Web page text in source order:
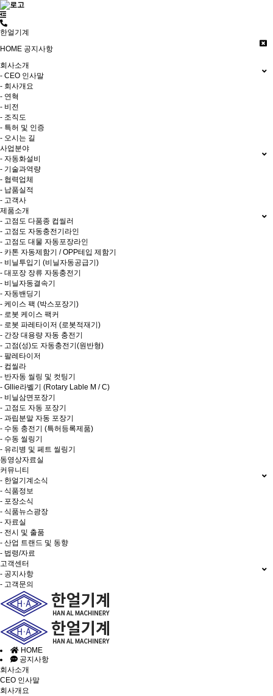
한얼기계
HOME 공지사항
회사소개
- CEO 인사말
- 회사개요
- 연혁
- 비전
- 조직도
- 특허 및 인증
- 오시는 길
사업분야
- 자동화설비
- 기술과역량
- 협력업체
- 납품실적
- 고객사
제품소개
- 고점도 다품종 컵씰러
- 고점도 자동충전기라인
- 고점도 대물 자동포장라인
- 카톤 자동제함기 / OPP테입 제함기
- 비닐투입기 (비닐자동공급기)
- 대포장 장류 자동충전기
- 비닐자동결속기
- 자동밴딩기
- 케이스 팩 (박스포장기)
- 로봇 케이스 팩커
- 로봇 파레타이저 (로봇적재기)
- 간장 대용량 자동 충전기
- 고점(성)도 자동충전기(원반형)
- 팔레타이저
- 컵씰라
- 반자동 씰링 및 컷팅기
- Gllie라벨기 (Rotary Lable M / C)
- 비닐삼면포장기
- 고점도 자동 포장기
- 과립분말 자동 포장기
- 수동 충전기 (특허등록제품)
- 수동 씰링기
- 유리병 및 페트 씰링기
동영상자료실
커뮤니티
- 한얼기계소식
- 식품정보
- 포장소식
- 식품뉴스광장
- 자료실
- 전시 및 출품
- 산업 트랜드 및 동향
- 법령/자료
고객센터
- 공지사항
- 고객문의
HOME
공지사항
회사소개
CEO 인사말
회사개요